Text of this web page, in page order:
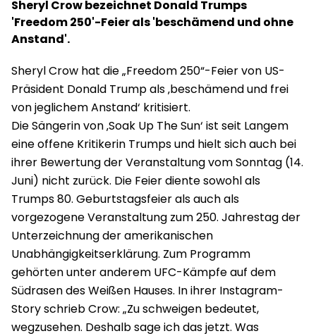
Sheryl Crow bezeichnet Donald Trumps
'Freedom 250'-Feier als 'beschämend und ohne
Anstand'.
Sheryl Crow hat die „Freedom 250“-Feier von US-
Präsident Donald Trump als ‚beschämend und frei
von jeglichem Anstand‘ kritisiert.
Die Sängerin von ‚Soak Up The Sun‘ ist seit Langem
eine offene Kritikerin Trumps und hielt sich auch bei
ihrer Bewertung der Veranstaltung vom Sonntag (14.
Juni) nicht zurück. Die Feier diente sowohl als
Trumps 80. Geburtstagsfeier als auch als
vorgezogene Veranstaltung zum 250. Jahrestag der
Unterzeichnung der amerikanischen
Unabhängigkeitserklärung. Zum Programm
gehörten unter anderem UFC-Kämpfe auf dem
Südrasen des Weißen Hauses. In ihrer Instagram-
Story schrieb Crow: „Zu schweigen bedeutet,
wegzusehen. Deshalb sage ich das jetzt. Was